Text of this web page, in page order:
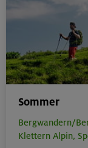
Sommer
Bergwandern/
Klettern Alpin,